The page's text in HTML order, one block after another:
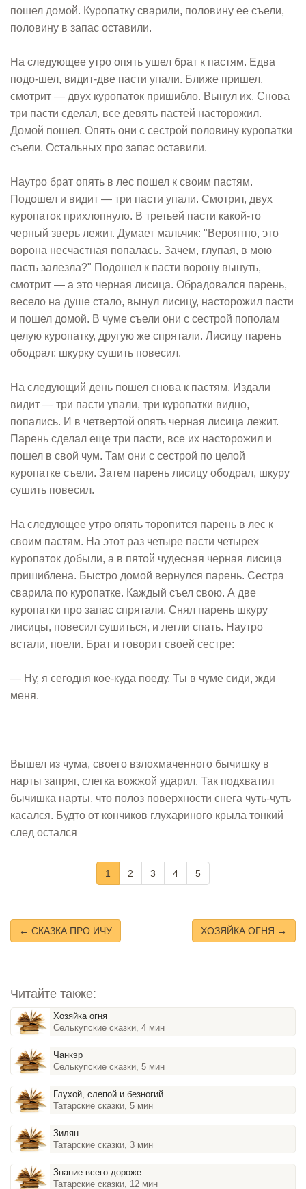
пошел домой. Куропатку сварили, половину ее съели,
половину в запас оставили.
На следующее утро опять ушел брат к пастям. Едва
подо-шел, видит-две пасти упали. Ближе пришел,
смотрит — двух куропаток пришибло. Вынул их. Снова
три пасти сделал, все девять пастей насторожил.
Домой пошел. Опять они с сестрой половину куропатки
съели. Остальных про запас оставили.
Наутро брат опять в лес пошел к своим пастям.
Подошел и видит — три пасти упали. Смотрит, двух
куропаток прихлопнуло. В третьей пасти какой-то
черный зверь лежит. Думает мальчик: "Вероятно, это
ворона несчастная попалась. Зачем, глупая, в мою
пасть залезла?" Подошел к пасти ворону вынуть,
смотрит — а это черная лисица. Обрадовался парень,
весело на душе стало, вынул лисицу, насторожил пасти
и пошел домой. В чуме съели они с сестрой пополам
целую куропатку, другую же спрятали. Лисицу парень
ободрал; шкурку сушить повесил.
На следующий день пошел снова к пастям. Издали
видит — три пасти упали, три куропатки видно,
попались. И в четвертой опять черная лисица лежит.
Парень сделал еще три пасти, все их насторожил и
пошел в свой чум. Там они с сестрой по целой
куропатке съели. Затем парень лисицу ободрал, шкуру
сушить повесил.
На следующее утро опять торопится парень в лес к
своим пастям. На этот раз четыре пасти четырех
куропаток добыли, а в пятой чудесная черная лисица
пришиблена. Быстро домой вернулся парень. Сестра
сварила по куропатке. Каждый съел свою. А две
куропатки про запас спрятали. Снял парень шкуру
лисицы, повесил сушиться, и легли спать. Наутро
встали, поели. Брат и говорит своей сестре:
— Ну, я сегодня кое-куда поеду. Ты в чуме сиди, жди
меня.
Вышел из чума, своего взлохмаченного бычишку в
нарты запряг, слегка вожжой ударил. Так подхватил
бычишка нарты, что полоз поверхности снега чуть-чуть
касался. Будто от кончиков глухариного крыла тонкий
след остался
1 2 3 4 5
← СКАЗКА ПРО ИЧУ ХОЗЯЙКА ОГНЯ →
Читайте также:
Хозяйка огня
Селькупские сказки, 4 мин
Чанкэр
Селькупские сказки, 5 мин
Глухой, слепой и безногий
Татарские сказки, 5 мин
Зилян
Татарские сказки, 3 мин
Знание всего дороже
Татарские сказки, 12 мин